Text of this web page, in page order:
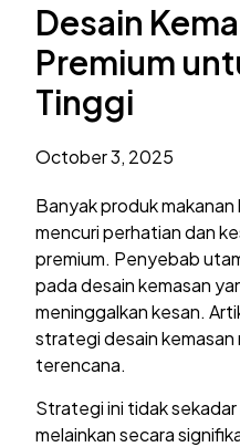
Desain
Premium
Tinggi
October 3, 2025
Banyak produk
mencuri perhatian dan
premium. Penyebab
pada desain kemasan
meninggalkan kesan.
strategi desain kemasan
terencana.
Strategi ini tidak sekadar
melainkan secara